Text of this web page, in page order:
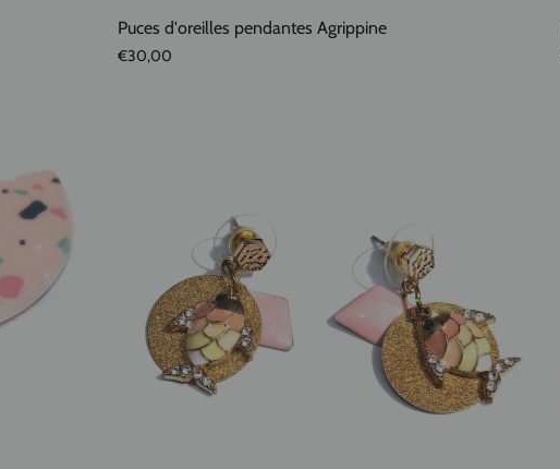
Puces d'oreilles pendantes Agrippine
€30,00